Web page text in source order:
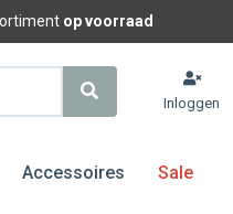
op voorraad
Inloggen
Accessoires Sale